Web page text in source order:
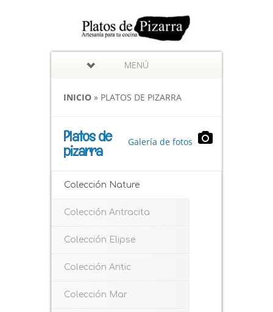
MENÚ
INICIO » PLATOS DE PIZARRA
Galería de fotos
Platos de
pizarra
Colección Nature
Colección Antracita
Colección Elipse
Colección Antic
Colección Mar